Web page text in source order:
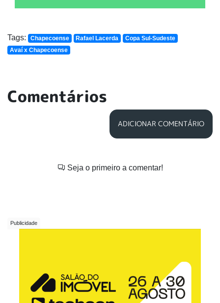
Tags: Chapecoense Rafael Lacerda
Copa Sul-Sudeste
Avaí x Chapecoense
Comentários
ADICIONAR COMENTÁRIO
Seja o primeiro a comentar!